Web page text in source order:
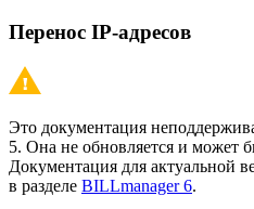
Перенос IP-адресов
Это документация
5. Она не обновляется и может
Документация для актуальной
в разделе BILLmanager 6.